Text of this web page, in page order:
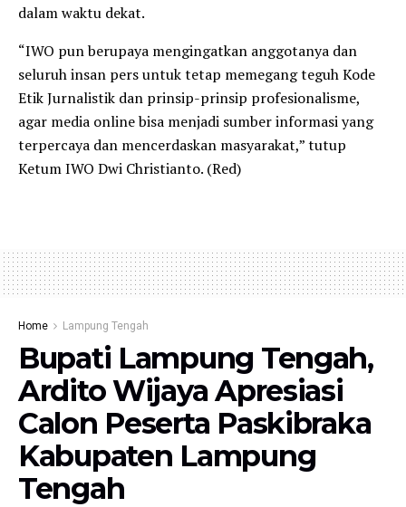
dalam waktu dekat.
“IWO pun berupaya mengingatkan anggotanya dan
seluruh insan pers untuk tetap memegang teguh Kode
Etik Jurnalistik dan prinsip-prinsip profesionalisme,
agar media online bisa menjadi sumber informasi yang
terpercaya dan mencerdaskan masyarakat,” tutup
Ketum IWO Dwi Christianto. (Red)
Home Lampung Tengah
Bupati Lampung Tengah,
Ardito Wijaya Apresiasi
Calon Peserta Paskibraka
Kabupaten Lampung
Tengah